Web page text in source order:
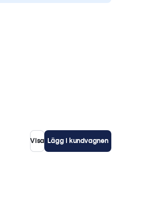
Visa Lägg i kundvagnen